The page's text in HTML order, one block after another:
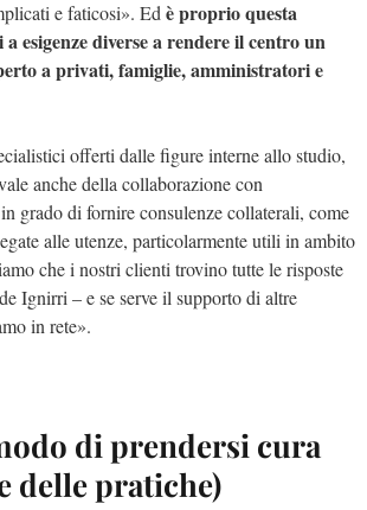
e faticosi». Edè proprio questa
esigenze diverse a rendere il centro un
a privati, famiglie, amministratori e
offerti dalle figure interne allo studio,
anche della collaborazione con
grado di fornire consulenze collaterali, come
alle utenze, particolarmente utili in ambito
che i nostri clienti trovino tutte le risposte
Ignirri – e se serve il supporto di altre
in rete».
di prendersi cura
delle pratiche)